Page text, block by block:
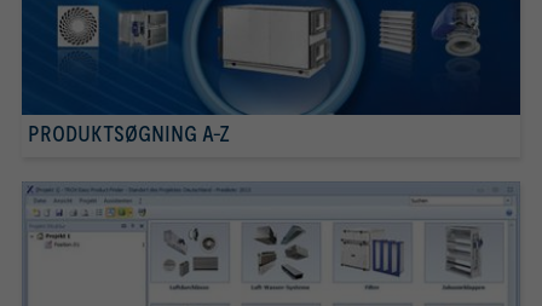
PRODUKTSØGNING A-Z